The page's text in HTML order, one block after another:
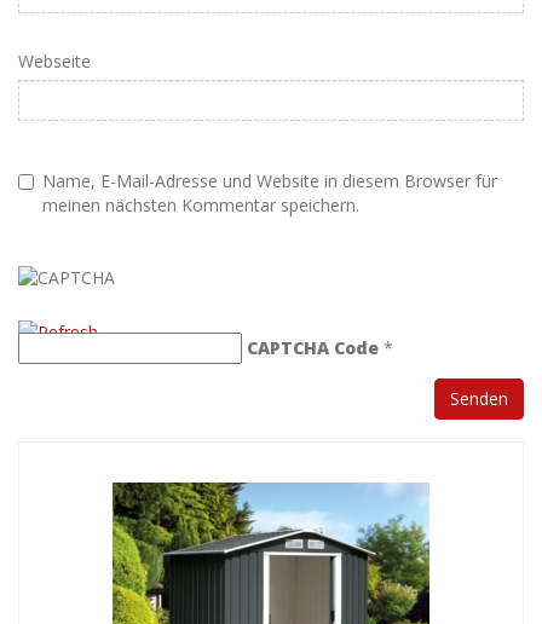
Webseite
Name, E-Mail-Adresse und Website in diesem Browser für
meinen nächsten Kommentar speichern.
CAPTCHA Code *